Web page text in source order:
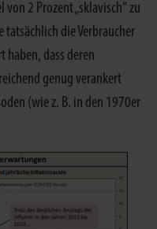
2 Prozent „sklavisch“ zu
tatsächlich die Verbraucher
haben, dass deren
genug verankert
(wie z. B. in den 1970er